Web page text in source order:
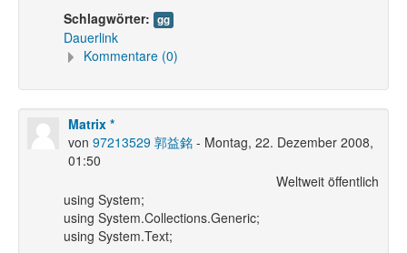
Schlagwörter: gg
Dauerlink
Kommentare (0)
Matrix *
von 97213529 郭益銘 - Montag, 22. Dezember 2008,
01:50
Weltweit öffentlich
using System;
using System.Collections.Generic;
using System.Text;